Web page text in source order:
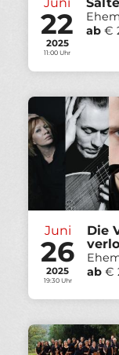
22
2025
11:00 Uhr
ab €
Juni
26
2025
19:30 Uhr
Die
ab €